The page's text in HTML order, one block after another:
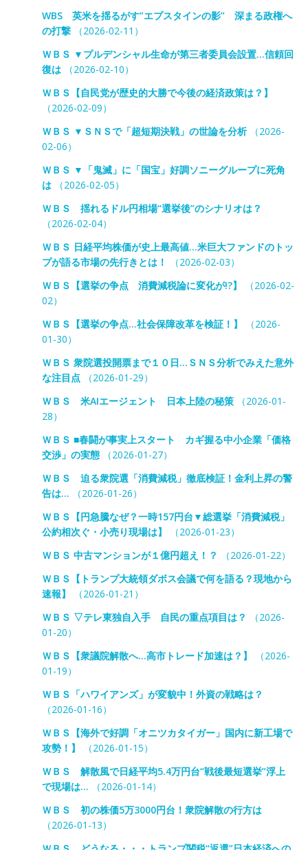
WBS 英米を揺るがす”エプスタインの影” 深まる政権へ
の打撃（2026-02-11）
ＷＢＳ ▼プルデンシャル生命が第三者委員会設置…信頼回
復は（2026-02-10）
ＷＢＳ【自民党が歴史的大勝で今後の経済政策は？】
（2026-02-09）
ＷＢＳ ▼ＳＮＳで「超短期決戦」の世論を分析（2026-
02-06）
ＷＢＳ ▼「鬼滅」に「国宝」好調ソニーグループに死角
は（2026-02-05）
ＷＢＳ 揺れるドル円相場“選挙後”のシナリオは？
（2026-02-04）
ＷＢＳ 日経平均株価が史上最高値…米巨大ファンドのトッ
プが語る市場の先行きとは！
（2026-02-03）
ＷＢＳ【選挙の争点 消費減税論に変化が!?】
（2026-02-
02）
ＷＢＳ【選挙の争点…社会保障改革を検証！】
（2026-
01-30）
ＷＢＳ 衆院選投開票まで１０日…ＳＮＳ分析でみえた意外
な注目点（2026-01-29）
ＷＢＳ 米AIエージェント 日本上陸の秘策（2026-01-
28）
ＷＢＳ ■春闘が事実上スタート カギ握る中小企業「価格
交渉」の実態（2026-01-27）
ＷＢＳ 迫る衆院選「消費減税」徹底検証！金利上昇の警
告は… （2026-01-26）
ＷＢＳ【円急騰なぜ？一時157円台▼総選挙「消費減税」
公約相次ぐ・小売り現場は】
（2026-01-23）
ＷＢＳ 中古マンションが１億円超え！？
（2026-01-22）
ＷＢＳ【トランプ大統領ダボス会議で何を語る？現地から
速報】
（2026-01-21）
ＷＢＳ ▽テレ東独自入手 自民の重点項目は？
（2026-
01-20）
ＷＢＳ【衆議院解散へ…高市トレード加速は？】
（2026-
01-19）
ＷＢＳ「ハワイアンズ」が変貌中！外資の戦略は？
（2026-01-16）
ＷＢＳ【海外で好調「オニツカタイガー」国内に新工場で
攻勢！】
（2026-01-15）
ＷＢＳ 解散風で日経平均5.4万円台“戦後最短選挙”浮上
で現場は… （2026-01-14）
ＷＢＳ 初の株価5万3000円台！衆院解散の行方は
（2026-01-13）